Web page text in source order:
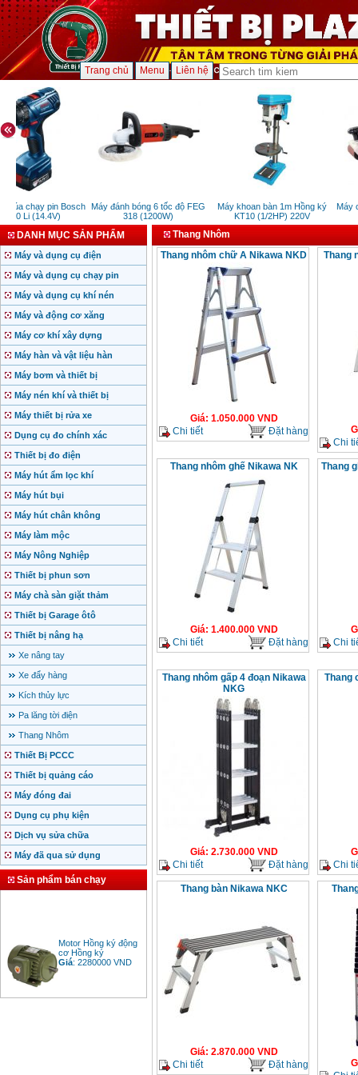
Trang chủ Menu Liên hệ
búa chạy pin Bosch
Li (14.4V)
Máy đánh bóng 6 tốc độ FEG
318 (1200W)
Máy khoan bàn 1m Hồng ký
KT10 (1/2HP) 220V
Máy
DANH MỤC SẢN PHẨM
Máy và dụng cụ điện
Máy và dụng cụ chạy pin
Máy và dụng cụ khí nén
Máy và động cơ xăng
Máy cơ khí xây dựng
Máy hàn và vật liệu hàn
Máy bơm và thiết bị
Máy nén khí và thiết bị
Máy thiết bị rửa xe
Dụng cụ đo chính xác
Thiết bị đo điện
Máy hút ẩm lọc khí
Máy hút bụi
Máy hút chân không
Máy làm mộc
Máy Nông Nghiệp
Thiết bị phun sơn
Máy chà sàn giặt thảm
Thiết bị Garage ôtô
Thiết bị nâng hạ
Xe nâng tay
Xe đẩy hàng
Kích thủy lực
Pa lăng tời điện
Thang Nhôm
Thiết Bị PCCC
Thiết bị quảng cáo
Máy đóng đai
Dụng cụ phụ kiện
Dịch vụ sửa chữa
Máy đã qua sử dụng
Sản phẩm bán chạy
Motor Hồng ký động
cơ Hồng ký
Giá :2280000 VND
Thang Nhôm
Thang nhôm chữ A Nikawa NKD
Giá: 1.050.000VND
Chi tiết
Đặt hàng
Thang
Chi
Thang nhôm ghế Nikawa NK
Giá: 1.400.000VND
Chi tiết
Đặt hàng
Thang
Chi
Thang nhôm gấp 4 đoạn Nikawa
NKG
Giá: 2.730.000VND
Chi tiết
Đặt hàng
Thang
Chi
Thang bàn Nikawa NKC
Giá: 2.870.000VND
Chi tiết
Đặt hàng